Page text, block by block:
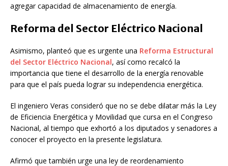
agregar capacidad de almacenamiento de energía.
Reforma del Sector Eléctrico Nacional
Asimismo, planteó que es urgente una Reforma Estructural
del Sector Eléctrico Nacional, así como recalcó la
importancia que tiene el desarrollo de la energía renovable
para que el país pueda lograr su independencia energética.
El ingeniero Veras consideró que no se debe dilatar más la Ley
de Eficiencia Energética y Movilidad que cursa en el Congreso
Nacional, al tiempo que exhortó a los diputados y senadores a
conocer el proyecto en la presente legislatura.
Afirmó que también urge una ley de reordenamiento